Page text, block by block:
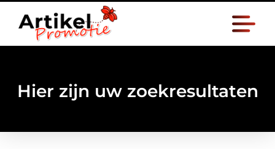
Hier zijn uw zoekresultaten